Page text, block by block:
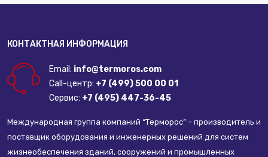
КОНТАКТНАЯ ИНФОРМАЦИЯ
Email: info@termoros.com
Call-центр: +7 (499) 500 00 01
Сервис: +7 (495) 447-36-45
Международная группа компаний “Терморос” – производитель и
поставщик оборудования и инженерных решений для систем
жизнеобеспечения зданий, сооружений и промышленных